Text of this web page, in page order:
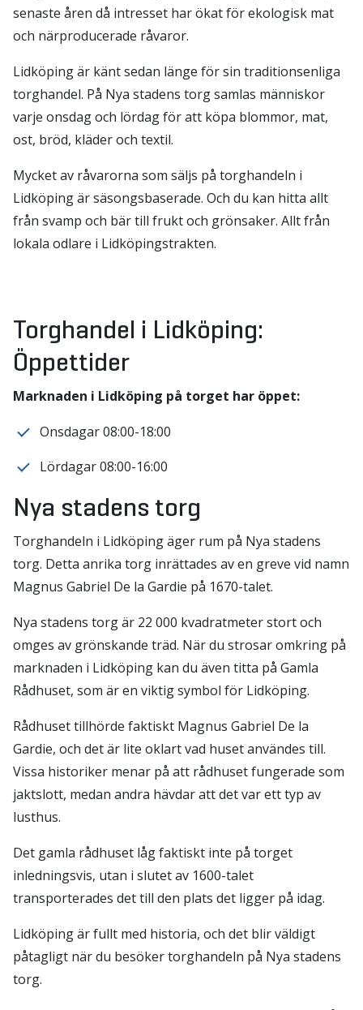
senaste åren då intresset har ökat för ekologisk mat
och närproducerade råvaror.
Lidköping är känt sedan länge för sin traditionsenliga
torghandel. På Nya stadens torg samlas människor
varje onsdag och lördag för att köpa blommor, mat,
ost, bröd, kläder och textil.
Mycket av råvarorna som säljs på torghandeln i
Lidköping är säsongsbaserade. Och du kan hitta allt
från svamp och bär till frukt och grönsaker. Allt från
lokala odlare i Lidköpingstrakten.
Torghandel i Lidköping:
Öppettider
Marknaden i Lidköping på torget har öppet:
Onsdagar 08:00-18:00
Lördagar 08:00-16:00
Nya stadens torg
Torghandeln i Lidköping äger rum på Nya stadens
torg. Detta anrika torg inrättades av en greve vid namn
Magnus Gabriel De la Gardie på 1670-talet.
Nya stadens torg är 22 000 kvadratmeter stort och
omges av grönskande träd. När du strosar omkring på
marknaden i Lidköping kan du även titta på Gamla
Rådhuset, som är en viktig symbol för Lidköping.
Rådhuset tillhörde faktiskt Magnus Gabriel De la
Gardie, och det är lite oklart vad huset användes till.
Vissa historiker menar på att rådhuset fungerade som
jaktslott, medan andra hävdar att det var ett typ av
lusthus.
Det gamla rådhuset låg faktiskt inte på torget
inledningsvis, utan i slutet av 1600-talet
transporterades det till den plats det ligger på idag.
Lidköping är fullt med historia, och det blir väldigt
påtagligt när du besöker torghandeln på Nya stadens
torg.